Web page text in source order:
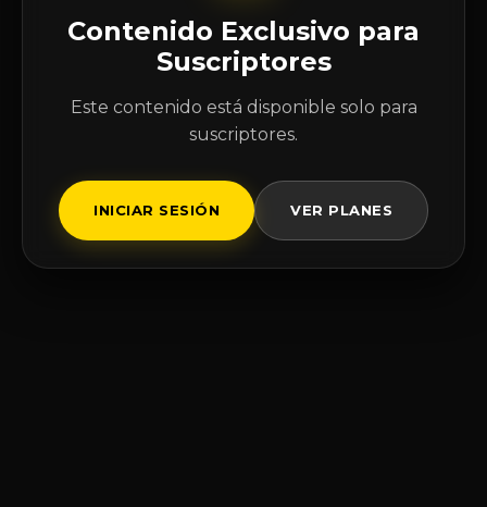
Contenido Exclusivo para
Suscriptores
Este contenido está disponible solo para
suscriptores.
INICIAR SESIÓN VER PLANES